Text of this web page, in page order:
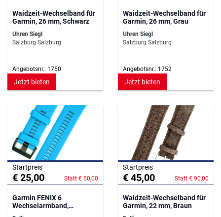
Waidzeit-Wechselband für
Garmin, 26 mm, Schwarz
Uhren Siegl
Salzburg Salzburg
Angebotsnr.: 1750
Jetzt bieten
Waidzeit-Wechselband für
Garmin, 26 mm, Grau
Uhren Siegl
Salzburg Salzburg
Angebotsnr.: 1752
Jetzt bieten
Startpreis
€ 25,00 Statt € 50,00
Garmin FENIX 6
Wechselarmband,
Cyanblau
Startpreis
€ 45,00 Statt € 90,00
Waidzeit-Wechselband für
Garmin, 22 mm, Braun